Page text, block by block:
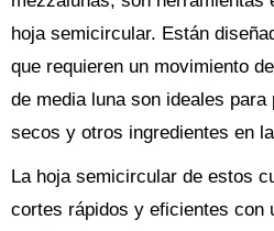
hoja semicircular. Están
que requieren un movimiento
de media luna son ideales
secos y otros ingredientes en
La hoja semicircular de estos
cortes rápidos y eficientes con